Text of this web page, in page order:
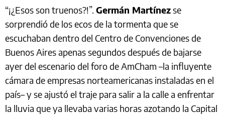
“¡¿Esos son truenos?!”. Germán Martínezse
sorprendió de los ecos de la tormenta que se
escuchaban dentro del Centro de Convenciones de
Buenos Aires apenas segundos después de bajarse
ayer del escenario del foro de AmCham –la influyente
cámara de empresas norteamericanas instaladas en el
país– y se ajustó el traje para salir a la calle a enfrentar
la lluvia que ya llevaba varias horas azotando la Capital